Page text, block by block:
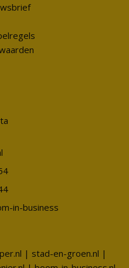
in-business
| stad-en-groen.nl |